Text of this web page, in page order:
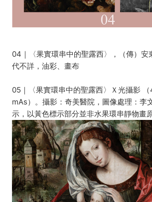
04｜〈果實環串中的聖露西〉，（傳）安
代不詳，油彩、畫布
05｜〈果實環串中的聖露西〉Ｘ光攝影
mAs）。攝影：奇美醫院，圖像處理：李
示，以黃色標示部分並非水果環串靜物畫